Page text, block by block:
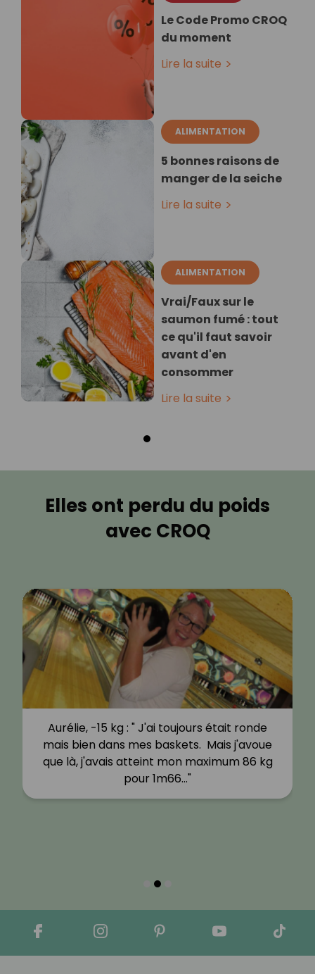
Le Code Promo CROQ
du moment
Lire la suite
ALIMENTATION
5 bonnes raisons de
manger de la seiche
Lire la suite
ALIMENTATION
Vrai/Faux sur le
saumon fumé : tout
ce qu'il faut savoir
avant d'en
consommer
Lire la suite
Elles ont perdu du poids
avec CROQ
Aurélie, -15 kg : " J'ai toujours était ronde
mais bien dans mes baskets. Mais j'avoue
que là, j'avais atteint mon maximum 86 kg
pour 1m66…"